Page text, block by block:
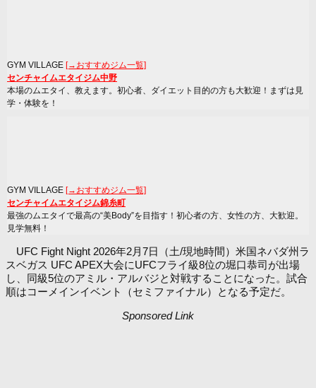
GYM VILLAGE [→おすすめジム一覧]
センチャイムエタイジム中野
本場のムエタイ、教えます。初心者、ダイエット目的の方も大歓迎！まずは見
学・体験を！
GYM VILLAGE [→おすすめジム一覧]
センチャイムエタイジム錦糸町
最強のムエタイで最高の“美Body”を目指す！初心者の方、女性の方、大歓迎。
見学無料！
UFC Fight Night 2026年2月7日（土/現地時間）米国ネバダ州ラ
スベガス UFC APEX大会にUFCフライ級8位の堀口恭司が出場
し、同級5位のアミル・アルバジと対戦することになった。試合
順はコーメインイベント（セミファイナル）となる予定だ。
Sponsored Link